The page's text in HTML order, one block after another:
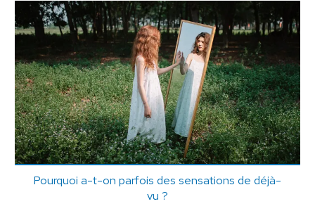
Pourquoi a-t-on parfois des sensations de déjà-
vu ?